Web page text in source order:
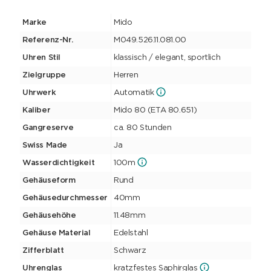
Marke Mido
Referenz-Nr. M049.526.11.081.00
Uhren Stil klassisch / elegant, sportlich
Zielgruppe Herren
Uhrwerk Automatik
Kaliber Mido 80 (ETA 80.651)
Gangreserve ca. 80 Stunden
Swiss Made Ja
Wasserdichtigkeit 100m
Gehäuseform Rund
Gehäusedurchmesser 40mm
Gehäusehöhe 11.48mm
Gehäuse Material Edelstahl
Zifferblatt Schwarz
Uhrenglas kratzfestes Saphirglas